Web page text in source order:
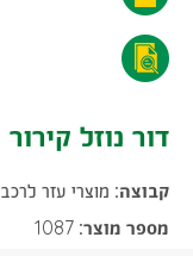
G40-
50
-
קירור
G40-
דור נוזל קירור G40-50
קבוצה: מוצרי עזר לרכב
מספר מוצר: